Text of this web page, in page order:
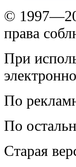
©
права
При
По
По
Старая